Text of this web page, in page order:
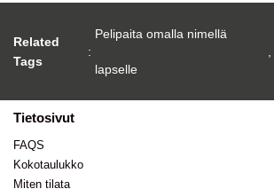
Related
Tags
:
Pelipaita omalla nimellä
lapselle
,
Tietosivut
FAQS
Kokotaulukko
Miten tilata